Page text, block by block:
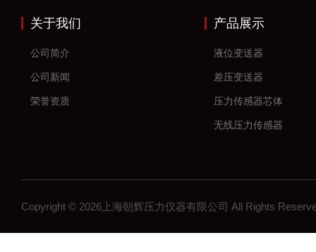
关于我们
公司简介
公司新闻
荣誉资质
产品展示
液位变送器
差压变送器
压力传感器芯体
无线压力传感器
Copyright © 2026上海朝辉压力仪器有限公司 All Rights